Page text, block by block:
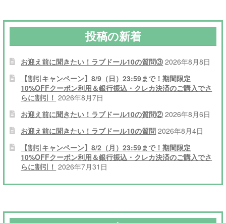
シ
ョ
ン
投稿の新着
お迎え前に聞きたい！ラブドール10の質問③ 2026年8月8日
【割引キャンペーン】8/9（日）23:59まで！期間限定
10%OFFクーポン利用＆銀行振込・クレカ決済のご購入でさ
らに割引！ 2026年8月7日
お迎え前に聞きたい！ラブドール10の質問② 2026年8月6日
お迎え前に聞きたい！ラブドール10の質問 2026年8月4日
【割引キャンペーン】8/2（月）23:59まで！期間限定
10%OFFクーポン利用＆銀行振込・クレカ決済のご購入でさ
らに割引！ 2026年7月31日